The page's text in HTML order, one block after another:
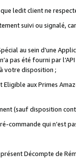
ledit client ne
suivi ou signalé,
au sein d’une
pas été fourni par
votre disposition ;
aux Primes
(sauf disposition
commande qui n’est
Décompte de